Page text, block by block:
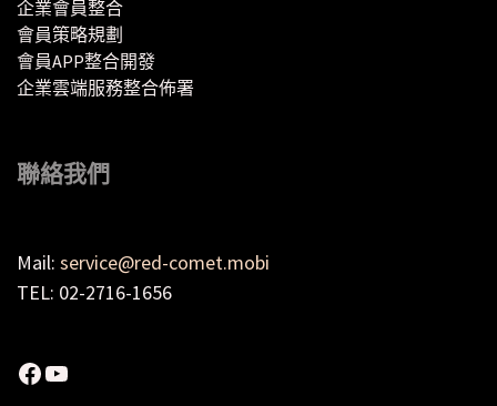
企業會員整合
會員策略規劃
會員APP整合開發
企業雲端服務整合佈署
聯絡我們
Mail: service@red-comet.mobi
TEL: 02-2716-1656
Facebook
YouTube